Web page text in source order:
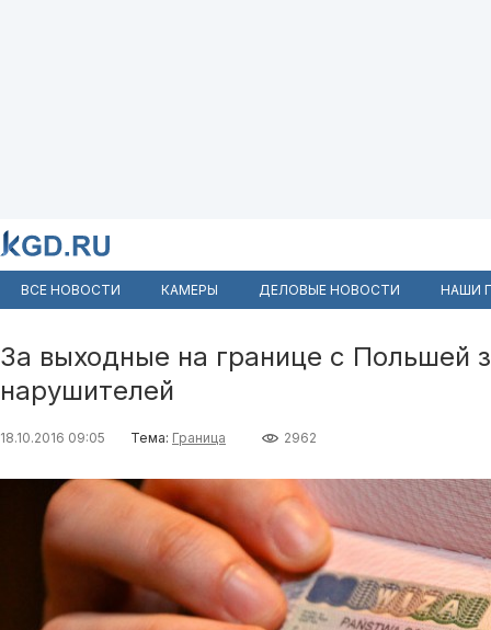
ВСЕ НОВОСТИ КАМЕРЫ ДЕЛОВЫЕ НОВОСТИ НАШИ
За выходные на границе с Польшей
нарушителей
18.10.2016 09:05 Тема: Граница 2962